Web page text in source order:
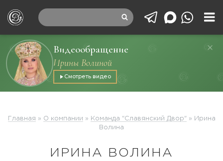
Видеообращение
Ирины Волиной
Смотреть видео
Главная » О компании » Команда "Славянский Двор" »
Ирина
Волина
ИРИНА ВОЛИНА